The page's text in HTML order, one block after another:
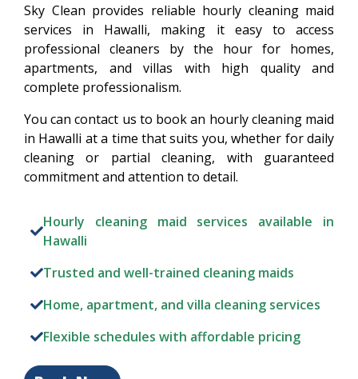
Sky Clean provides reliable hourly cleaning maid
services in Hawalli, making it easy to access
professional cleaners by the hour for homes,
apartments, and villas with high quality and
complete professionalism.
You can contact us to book an hourly cleaning maid
in Hawalli at a time that suits you, whether for daily
cleaning or partial cleaning, with guaranteed
commitment and attention to detail.
Hourly cleaning maid services available in
Hawalli
Trusted and well-trained cleaning maids
Home, apartment, and villa cleaning services
Flexible schedules with affordable pricing